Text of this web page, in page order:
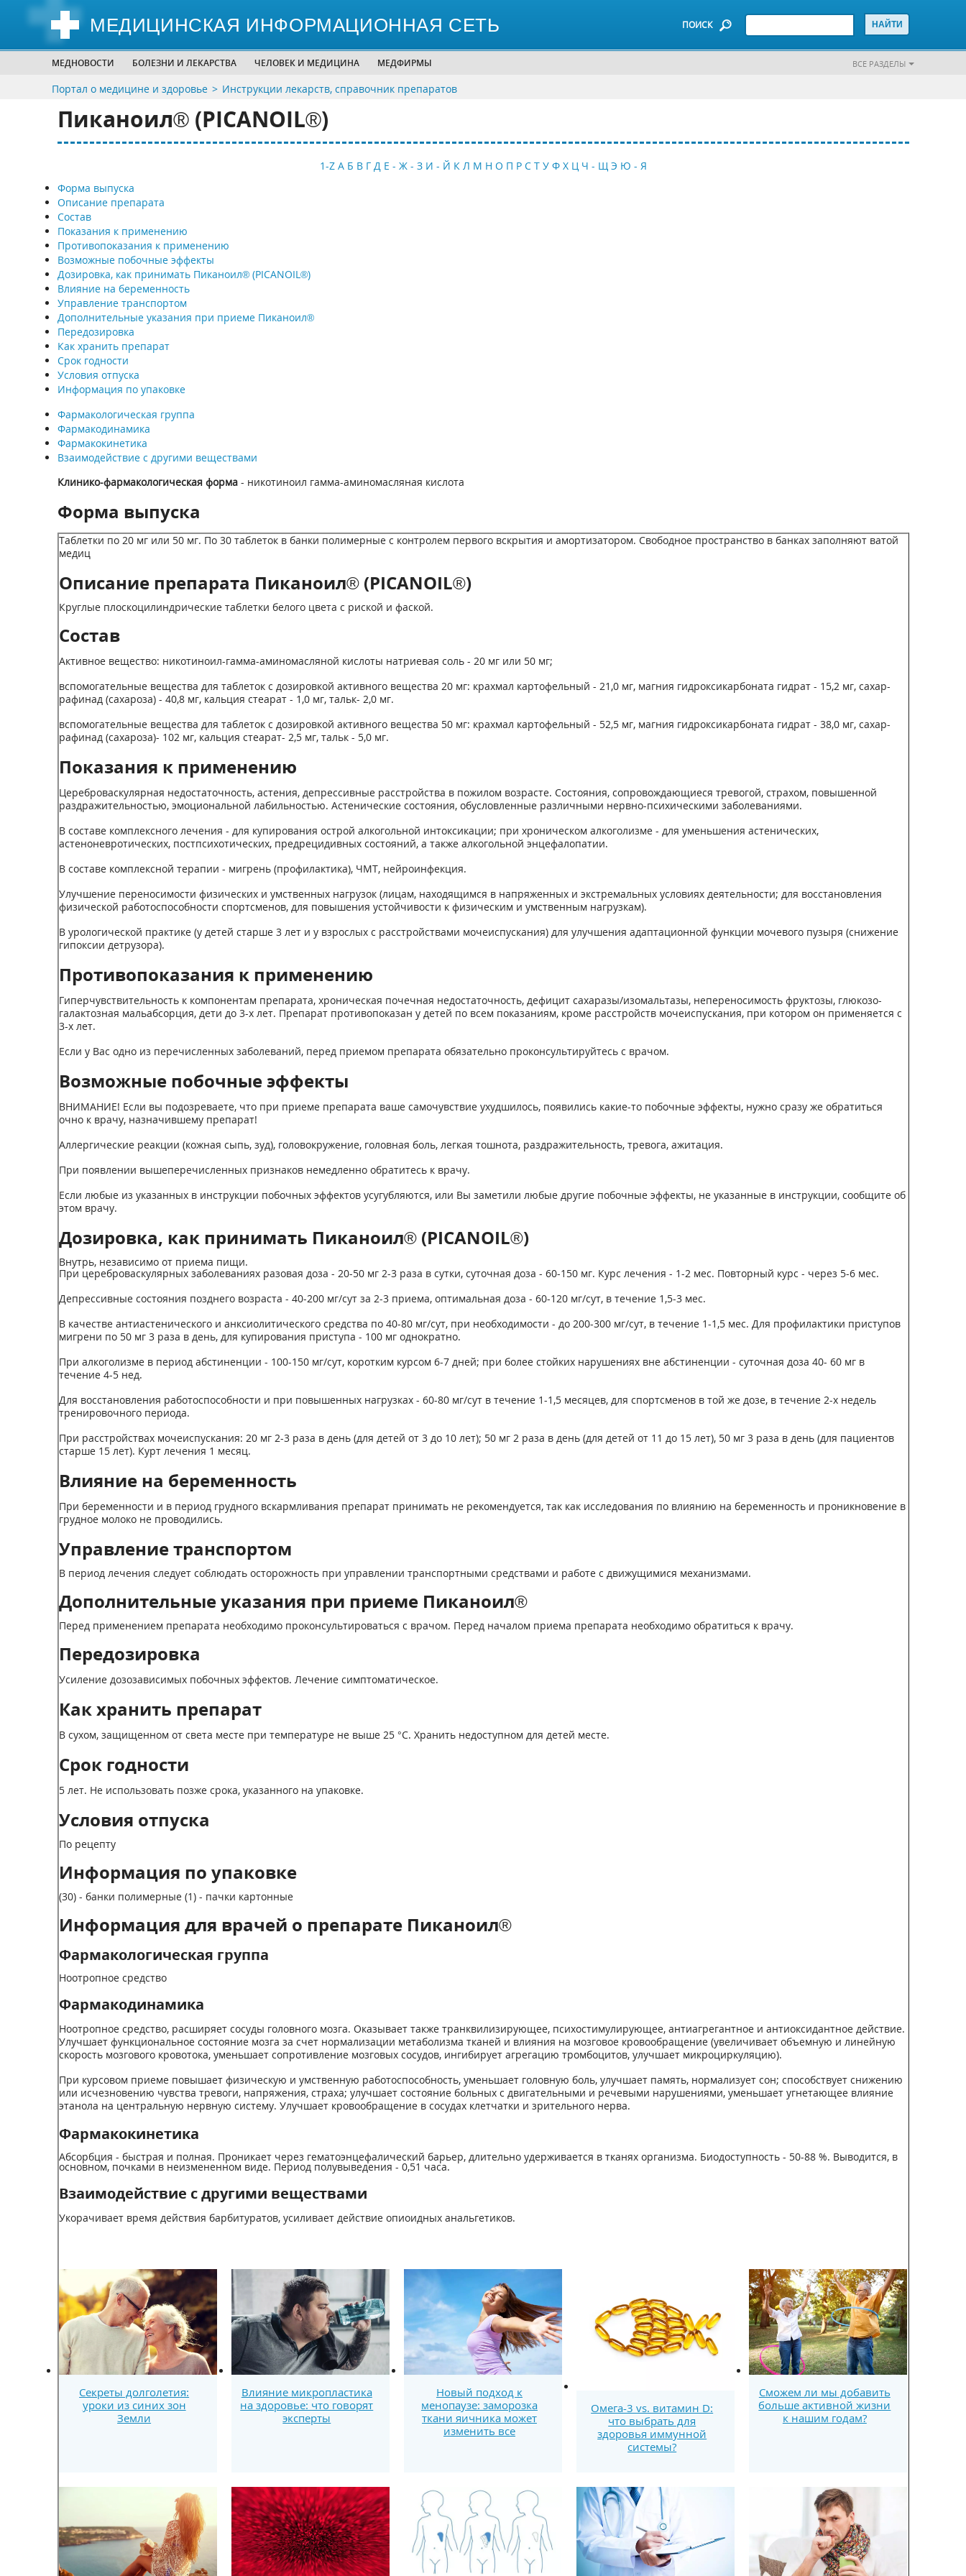
МЕДИЦИНСКАЯ ИНФОРМАЦИОННАЯ СЕТЬ ПОИСК
МЕДНОВОСТИ БОЛЕЗНИ И ЛЕКАРСТВА ЧЕЛОВЕК И МЕДИЦИНА МЕДФИРМЫ ВСЕ РАЗДЕЛЫ
Портал о медицине и здоровье Инструкции лекарств, справочник препаратов
Пиканоил® (PICANOIL®)
1-Z А Б В Г Д Е - Ж - З И - Й К Л М Н О П Р С Т У Ф Х Ц Ч - Щ Э Ю - Я
Форма выпуска
Описание препарата
Состав
Показания к применению
Противопоказания к применению
Возможные побочные эффекты
Дозировка, как принимать Пиканоил® (PICANOIL®)
Влияние на беременность
Управление транспортом
Дополнительные указания при приеме Пиканоил®
Передозировка
Как хранить препарат
Срок годности
Условия отпуска
Информация по упаковке
Фармакологическая группа
Фармакодинамика
Фармакокинетика
Взаимодействие с другими веществами
Клинико-фармакологическая форма- никотиноил гамма-аминомасляная кислота
Форма выпуска
Таблетки по 20 мг или 50 мг. По 30 таблеток в банки полимерные с контролем первого вскрытия и амортизатором. Свободное пространство в банках заполняют ватой
медиц
Описание препарата Пиканоил® (PICANOIL®)
Круглые плоскоцилиндрические таблетки белого цвета с риской и фаской.
Состав
Активное вещество: никотиноил-гамма-аминомасляной кислоты натриевая соль - 20 мг или 50 мг;
вспомогательные вещества для таблеток с дозировкой активного вещества 20 мг: крахмал картофельный - 21,0 мг, магния гидроксикарбоната гидрат - 15,2 мг, сахар-
рафинад (сахароза) - 40,8 мг, кальция стеарат - 1,0 мг, тальк- 2,0 мг.
вспомогательные вещества для таблеток с дозировкой активного вещества 50 мг: крахмал картофельный - 52,5 мг, магния гидроксикарбоната гидрат - 38,0 мг, сахар-
рафинад (сахароза)- 102 мг, кальция стеарат- 2,5 мг, тальк - 5,0 мг.
Показания к применению
Цереброваскулярная недостаточность, астения, депрессивные расстройства в пожилом возрасте. Состояния, сопровождающиеся тревогой, страхом, повышенной
раздражительностью, эмоциональной лабильностью. Астенические состояния, обусловленные различными нервно-психическими заболеваниями.
В составе комплексного лечения - для купирования острой алкогольной интоксикации; при хроническом алкоголизме - для уменьшения астенических,
астеноневротических, постпсихотических, предрецидивных состояний, а также алкогольной энцефалопатии.
В составе комплексной терапии - мигрень (профилактика), ЧМТ, нейроинфекция.
Улучшение переносимости физических и умственных нагрузок (лицам, находящимся в напряженных и экстремальных условиях деятельности; для восстановления
физической работоспособности спортсменов, для повышения устойчивости к физическим и умственным нагрузкам).
В урологической практике (у детей старше 3 лет и у взрослых с расстройствами мочеиспускания) для улучшения адаптационной функции мочевого пузыря (снижение
гипоксии детрузора).
Противопоказания к применению
Гиперчувствительность к компонентам препарата, хроническая почечная недостаточность, дефицит сахаразы/изомальтазы, непереносимость фруктозы, глюкозо-
галактозная мальабсорция, дети до 3-х лет. Препарат противопоказан у детей по всем показаниям, кроме расстройств мочеиспускания, при котором он применяется с
3-х лет.
Если у Вас одно из перечисленных заболеваний, перед приемом препарата обязательно проконсультируйтесь с врачом.
Возможные побочные эффекты
ВНИМАНИЕ! Если вы подозреваете, что при приеме препарата ваше самочувствие ухудшилось, появились какие-то побочные эффекты, нужно сразу же обратиться
очно к врачу, назначившему препарат!
Аллергические реакции (кожная сыпь, зуд), головокружение, головная боль, легкая тошнота, раздражительность, тревога, ажитация.
При появлении вышеперечисленных признаков немедленно обратитесь к врачу.
Если любые из указанных в инструкции побочных эффектов усугубляются, или Вы заметили любые другие побочные эффекты, не указанные в инструкции, сообщите об
этом врачу.
Дозировка, как принимать Пиканоил® (PICANOIL®)
Внутрь, независимо от приема пищи.
При цереброваскулярных заболеваниях разовая доза - 20-50 мг 2-3 раза в сутки, суточная доза - 60-150 мг. Курс лечения - 1-2 мес. Повторный курс - через 5-6 мес.
Депрессивные состояния позднего возраста - 40-200 мг/сут за 2-3 приема, оптимальная доза - 60-120 мг/сут, в течение 1,5-3 мес.
В качестве антиастенического и анксиолитического средства по 40-80 мг/сут, при необходимости - до 200-300 мг/сут, в течение 1-1,5 мес. Для профилактики приступов
мигрени по 50 мг 3 раза в день, для купирования приступа - 100 мг однократно.
При алкоголизме в период абстиненции - 100-150 мг/сут, коротким курсом 6-7 дней; при более стойких нарушениях вне абстиненции - суточная доза 40- 60 мг в
течение 4-5 нед.
Для восстановления работоспособности и при повышенных нагрузках - 60-80 мг/сут в течение 1-1,5 месяцев, для спортсменов в той же дозе, в течение 2-х недель
тренировочного периода.
При расстройствах мочеиспускания: 20 мг 2-3 раза в день (для детей от 3 до 10 лет); 50 мг 2 раза в день (для детей от 11 до 15 лет), 50 мг 3 раза в день (для пациентов
старше 15 лет). Курт лечения 1 месяц.
Влияние на беременность
При беременности и в период грудного вскармливания препарат принимать не рекомендуется, так как исследования по влиянию на беременность и проникновение в
грудное молоко не проводились.
Управление транспортом
В период лечения следует соблюдать осторожность при управлении транспортными средствами и работе с движущимися механизмами.
Дополнительные указания при приеме Пиканоил®
Перед применением препарата необходимо проконсультироваться с врачом. Перед началом приема препарата необходимо обратиться к врачу.
Передозировка
Усиление дозозависимых побочных эффектов. Лечение симптоматическое.
Как хранить препарат
В сухом, защищенном от света месте при температуре не выше 25 °С. Хранить недоступном для детей месте.
Срок годности
5 лет. Не использовать позже срока, указанного на упаковке.
Условия отпуска
По рецепту
Информация по упаковке
(30) - банки полимерные (1) - пачки картонные
Информация для врачей о препарате Пиканоил®
Фармакологическая группа
Ноотропное средство
Фармакодинамика
Ноотропное средство, расширяет сосуды головного мозга. Оказывает также транквилизирующее, психостимулирующее, антиагрегантное и антиоксидантное действие.
Улучшает функциональное состояние мозга за счет нормализации метаболизма тканей и влияния на мозговое кровообращение (увеличивает объемную и линейную
скорость мозгового кровотока, уменьшает сопротивление мозговых сосудов, ингибирует агрегацию тромбоцитов, улучшает микроциркуляцию).
При курсовом приеме повышает физическую и умственную работоспособность, уменьшает головную боль, улучшает память, нормализует сон; способствует снижению
или исчезновению чувства тревоги, напряжения, страха; улучшает состояние больных с двигательными и речевыми нарушениями, уменьшает угнетающее влияние
этанола на центральную нервную систему. Улучшает кровообращение в сосудах клетчатки и зрительного нерва.
Фармакокинетика
Абсорбция - быстрая и полная. Проникает через гематоэнцефалический барьер, длительно удерживается в тканях организма. Биодоступность - 50-88 %. Выводится, в
основном, почками в неизмененном виде. Период полувыведения - 0,51 часа.
Взаимодействие с другими веществами
Укорачивает время действия барбитуратов, усиливает действие опиоидных анальгетиков.
Секреты долголетия:
уроки из синих зон
Земли
Влияние микропластика
на здоровье: что говорят
эксперты
Новый подход к
менопаузе: заморозка
ткани яичника может
изменить все
Омега-3 vs. витамин D:
что выбрать для
здоровья иммунной
системы?
Сможем ли мы добавить
больше активной жизни
к нашим годам?